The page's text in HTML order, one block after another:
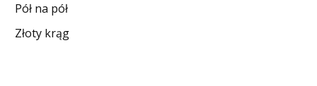
Pół na pół
Złoty krąg